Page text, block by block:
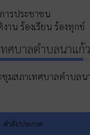
ารประชาชน
าน ร้องเรียน ร้องทุกข์
ทศบาลตำบลนาแก้ว
มสภาเทศบาลตำบลน
คำสั่ง/ประกาศ